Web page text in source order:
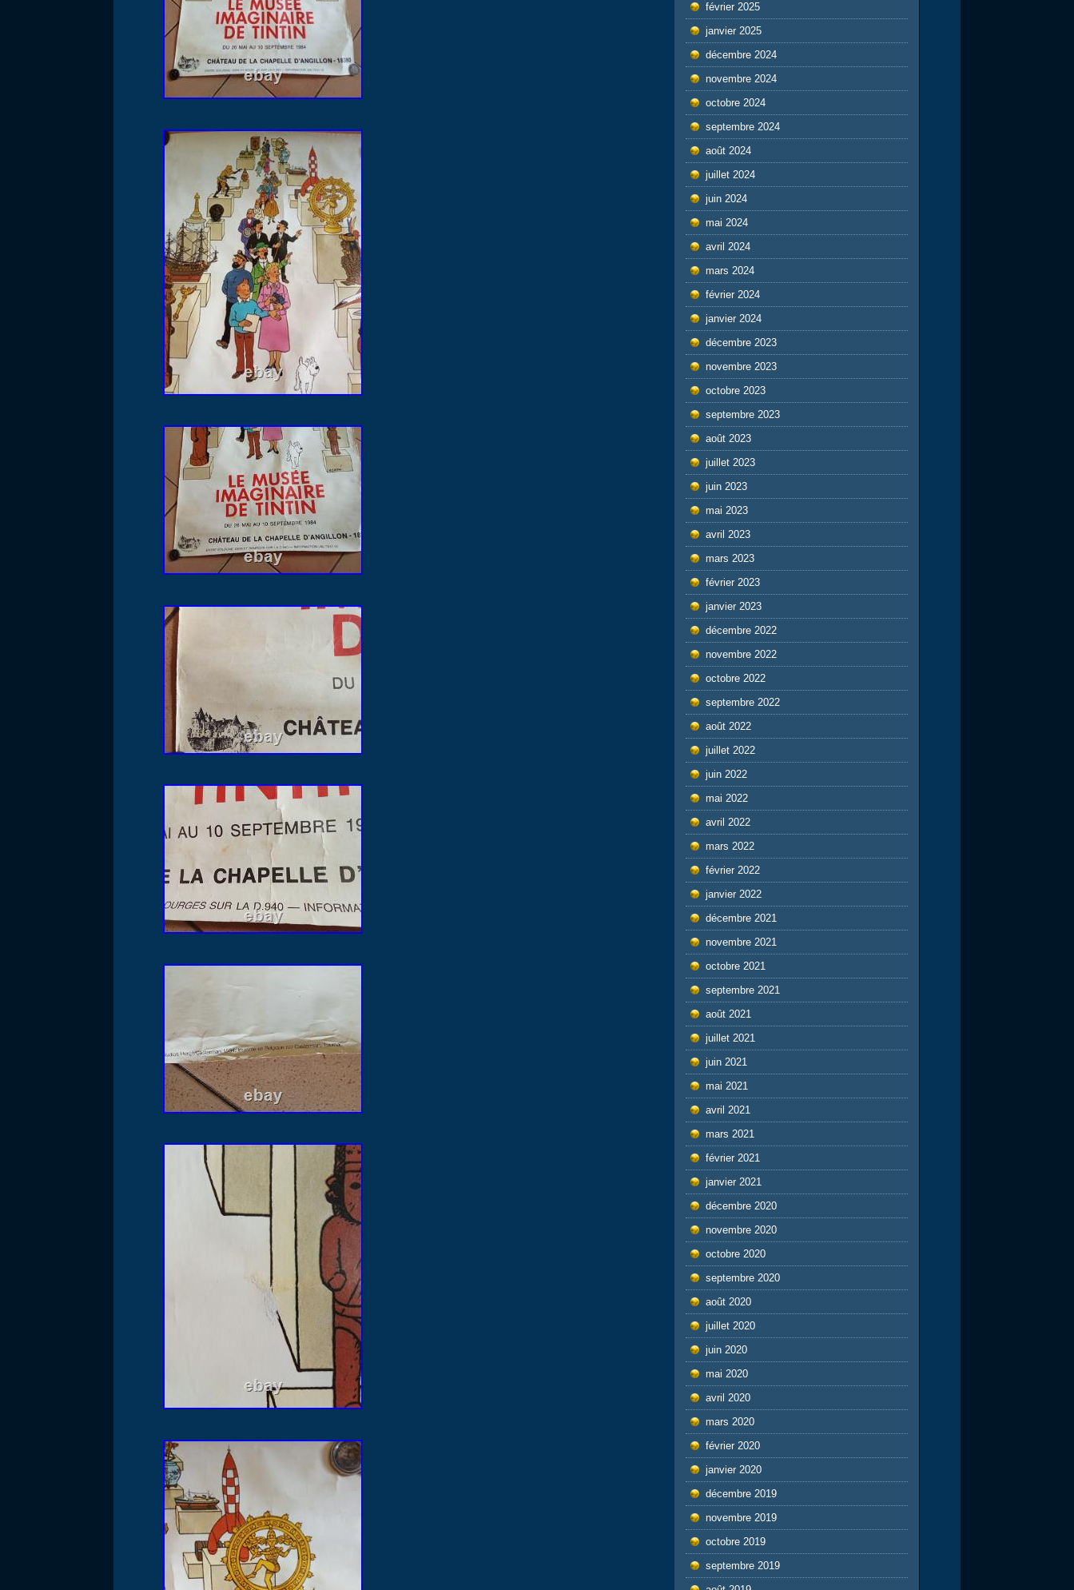
février 2025
janvier 2025
décembre 2024
novembre 2024
octobre 2024
septembre 2024
août 2024
juillet 2024
juin 2024
mai 2024
avril 2024
mars 2024
février 2024
janvier 2024
décembre 2023
novembre 2023
octobre 2023
septembre 2023
août 2023
juillet 2023
juin 2023
mai 2023
avril 2023
mars 2023
février 2023
janvier 2023
décembre 2022
novembre 2022
octobre 2022
septembre 2022
août 2022
juillet 2022
juin 2022
mai 2022
avril 2022
mars 2022
février 2022
janvier 2022
décembre 2021
novembre 2021
octobre 2021
septembre 2021
août 2021
juillet 2021
juin 2021
mai 2021
avril 2021
mars 2021
février 2021
janvier 2021
décembre 2020
novembre 2020
octobre 2020
septembre 2020
août 2020
juillet 2020
juin 2020
mai 2020
avril 2020
mars 2020
février 2020
janvier 2020
décembre 2019
novembre 2019
octobre 2019
septembre 2019